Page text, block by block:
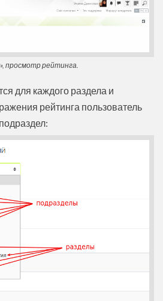
просмотр рейтинга.
для каждого раздела и
рейтинга пользователь